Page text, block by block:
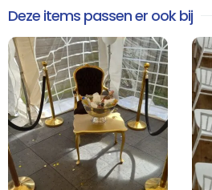
Deze items passen er ook bij